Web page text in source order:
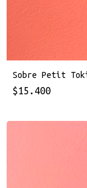
Sobre Petit
$15.400